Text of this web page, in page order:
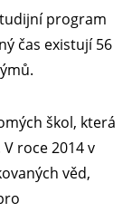
program
čas existují 56
škol, která
roce 2014 v
věd,